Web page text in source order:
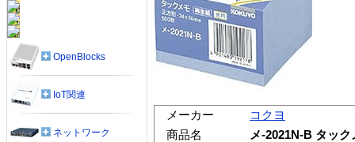
メーカー
コクヨ
商品名
メ-2021N-B タッ
OpenBlocks
IoT関連
ネットワーク